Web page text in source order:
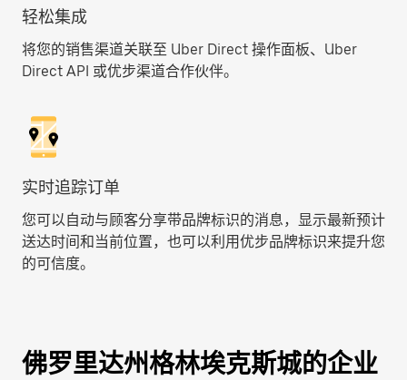
轻松集成
将您的销售渠道关联至 Uber Direct 操作面板、Uber
Direct API 或优步渠道合作伙伴。
实时追踪订单
您可以自动与顾客分享带品牌标识的消息，显示最新预计
送达时间和当前位置，也可以利用优步品牌标识来提升您
的可信度。
佛罗里达州格林埃克斯城的企业